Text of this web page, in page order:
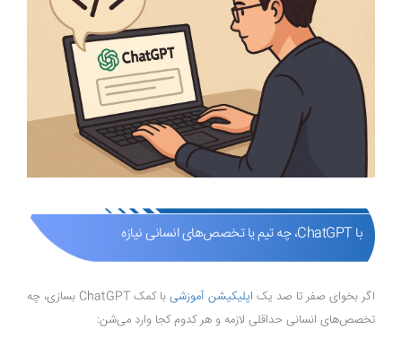
با ChatGPT، چه تیم یا تخصص‌های انسانی نیازه
اگر بخوای صفر تا صد یک اپلیکیشن آموزشی
با کمک ChatGPT بسازی، چه
تخصص‌های انسانی حداقلی لازمه و هر کدوم کجا وارد می‌شن: